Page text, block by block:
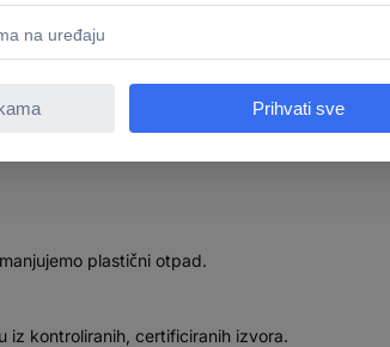
plastični otpad.
iz kontroliranih, certificiranih izvora.